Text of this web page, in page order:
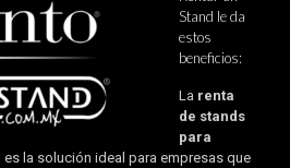
Stand le da
estos
beneficios:
La renta
de stands
para
la solución ideal para empresas que